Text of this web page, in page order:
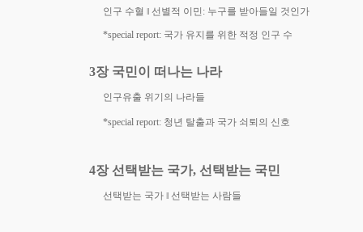
인구 수혈‖ 선별적 이민 : 누구를 받아들일 것인가
*special report: 국가 유지를 위한 적정 인구 수
3장 국민이 떠나는 나라
인구유출 위기의 나라들
*special report: 청년 탈출과 국가 쇠퇴의 신호
4장 선택받는 국가, 선택받는 국민
선택받는 국가‖선택받는 사람들